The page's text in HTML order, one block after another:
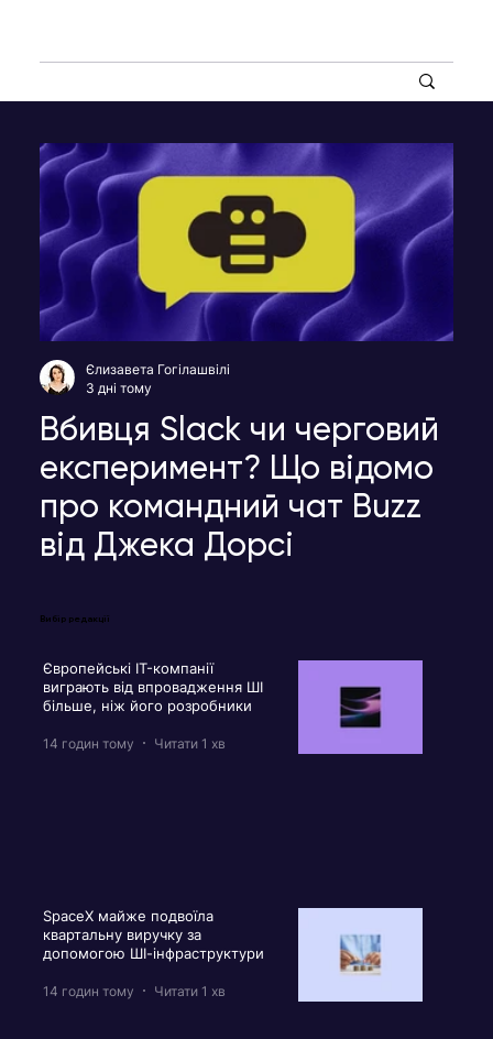
Вбивця Slack чи черговий
експеримент? Що відомо
про командний чат Buzz
від Джека Дорсі
Єлизавета Гогілашвілі
3 дні тому
Вибір редакції
Європейські IT-компанії
виграють від впровадження ШІ
більше, ніж його розробники
14 годин тому Читати 1 хв
SpaceX майже подвоїла
квартальну виручку за
допомогою ШІ-інфраструктури
14 годин тому Читати 1 хв